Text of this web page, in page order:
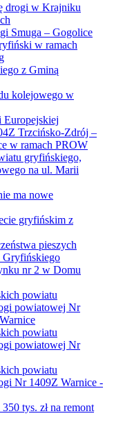
drogi w Krajniku
Smuga – Gogolice
w ramach
z Gminą
kolejowego w
Europejskiej
Trzcińsko-Zdrój –
w ramach PROW
gryfińskiego,
na ul. Marii
ma nowe
gryfińskim z
pieszych
Gryfińskiego
nr 2 w Domu
powiatu
powiatowej Nr
powiatu
powiatowej Nr
powiatu
Nr 1409Z Warnice -
tys. zł na remont